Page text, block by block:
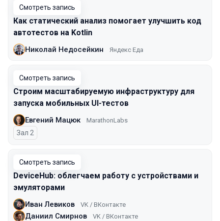
Смотреть запись
Как статический анализ помогает улучшить код
автотестов на Kotlin
Николай Недосейкин Яндекс Еда
Смотреть запись
Строим масштабируемую инфраструктуру для
запуска мобильных UI-тестов
Евгений Мацюк MarathonLabs
Зал 2
Смотреть запись
DeviceHub: облегчаем работу с устройствами и
эмуляторами
Иван Левиков VK / ВКонтакте
Даниил Смирнов VK / ВКонтакте